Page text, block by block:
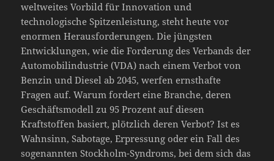
weltweites Vorbild für Innovation und
technologische Spitzenleistung, steht heute vor
enormen Herausforderungen. Die jüngsten
Entwicklungen, wie die Forderung des Verbands der
Automobilindustrie (VDA) nach einem Verbot von
Benzin und Diesel ab 2045, werfen ernsthafte
Fragen auf. Warum fordert eine Branche, deren
Geschäftsmodell zu 95 Prozent auf diesen
Kraftstoffen basiert, plötzlich deren Verbot? Ist es
Wahnsinn, Sabotage, Erpressung oder ein Fall des
sogenannten Stockholm-Syndroms, bei dem sich das